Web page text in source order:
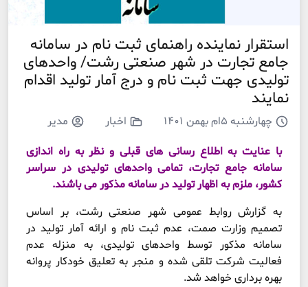
استقرار نماینده راهنمای ثبت نام در سامانه
جامع تجارت در شهر صنعتی رشت/ واحدهای
تولیدی جهت ثبت نام و درج آمار تولید اقدام
نمایند
چهارشنبه ۵ام بهمن ۱۴۰۱ اخبار
مدیر
با عنایت به اطلاع رسانی های قبلی و نظر به راه اندازی
سامانه جامع تجارت، تمامی واحدهای تولیدی در سراسر
کشور، ملزم به اظهار تولید در سامانه مذکور می باشند.
به گزارش روابط عمومی شهر صنعتی رشت، بر اساس
تصمیم وزارت صمت، عدم ثبت نام و ارائه آمار تولید در
سامانه مذکور توسط واحدهای تولیدی، به منزله عدم
فعالیت شرکت تلقی شده و منجر به تعلیق خودکار پروانه
بهره برداری خواهد شد.